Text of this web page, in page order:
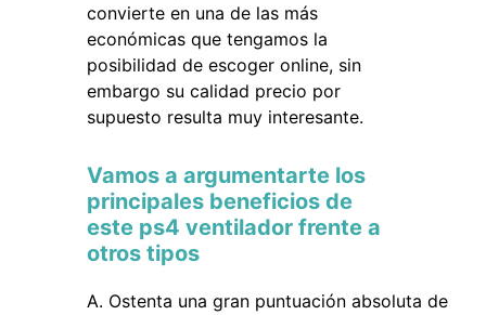
convierte en una de las más
económicas que tengamos la
posibilidad de escoger online, sin
embargo su calidad precio por
supuesto resulta muy interesante.
Vamos a argumentarte los
principales beneficios de
este ps4 ventilador frente a
otros tipos
Ostenta una gran puntuación absoluta de